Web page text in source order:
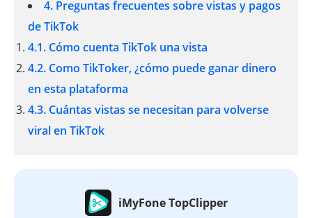
4. Preguntas frecuentes sobre vistas y pagos
de TikTok
4.1. Cómo cuenta TikTok una vista
4.2. Como TikToker, ¿cómo puede ganar dinero
en esta plataforma
4.3. Cuántas vistas se necesitan para volverse
viral en TikTok
iMyFone TopClipper